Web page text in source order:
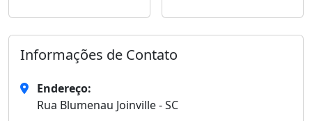
Informações de Contato
Endereço:
Rua Blumenau Joinville - SC